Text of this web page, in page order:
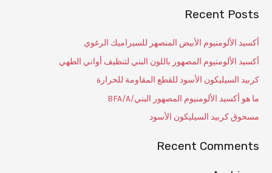
Recent Posts
أكسيد الألومنيوم الأبيض المنصهر للسيراميك الرغوي
أكسيد الألومنيوم المصهور باللون البني لتنظيف أواني الطهي
كربيد السيليكون الأسود للقطع المقاومة للحرارة
ما هو أكسيد الألومنيوم المصهور البني/BFA/A
مسحوق كربيد السيليكون الأسود
Recent Comments